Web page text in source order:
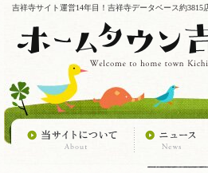
吉祥寺サイト運営14年目！吉祥寺データベース約3815